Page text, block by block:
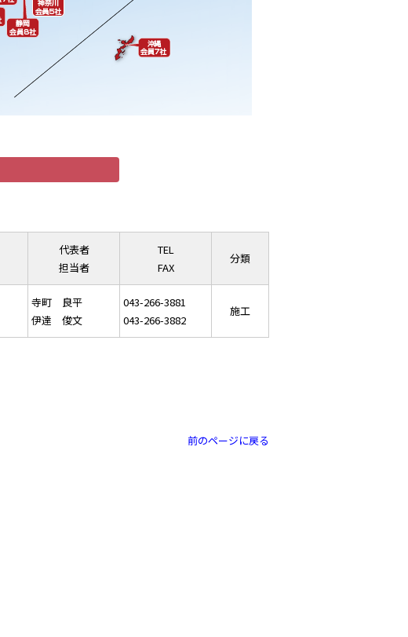
代表者
担当者
TEL
FAX
分類
寺町 良平
伊達 俊文
043-266-3881
043-266-3882
施工
前のページに戻る